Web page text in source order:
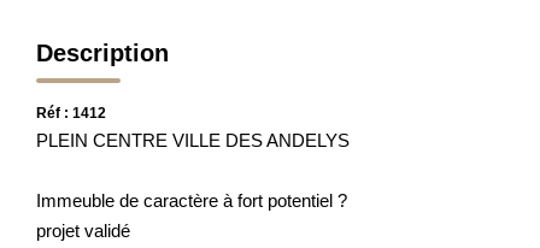
Description
Réf : 1412
PLEIN CENTRE VILLE DES ANDELYS
Immeuble de caractère à fort potentiel ?
projet validé